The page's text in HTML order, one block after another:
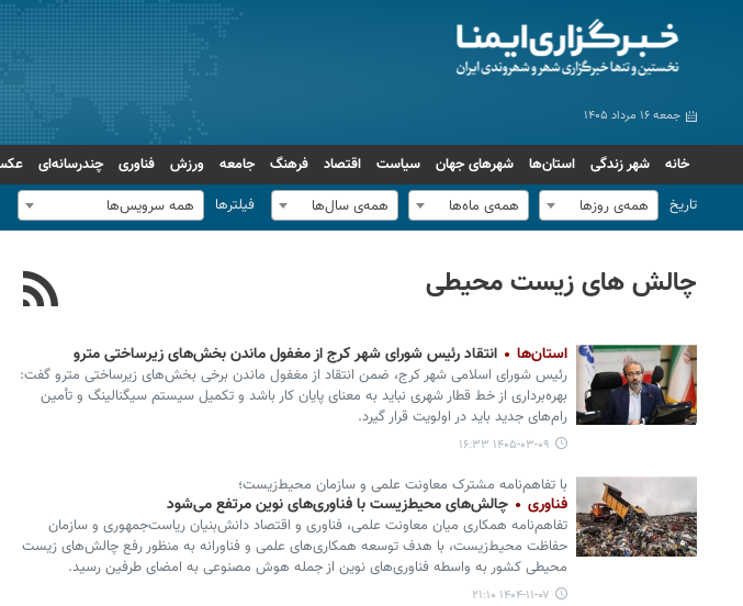
جمعه ۱۶ مرداد ۱۴۰۵
خانه شهر زندگی استان‌ها شهرهای جهان سیاست اقتصاد فرهنگ جامعه ورزش فناوری چندرسانه‌ای
تاریخ
همه‌ی روزها همه‌ی ماه‌ها همه‌ی سال‌ها فیلترها همه سرویس‌ها
چالش های زیست محیطی
استان‌ها انتقاد رئیس شورای شهر کرج از مغفول ماندن بخش‌های زیرساختی مترو
رئیس شورای اسلامی شهر کرج، ضمن انتقاد از مغفول ماندن برخی بخش‌های زیرساختی مترو گفت:
بهره‌برداری از خط قطار شهری نباید به معنای پایان کار باشد و تکمیل سیستم سیگنالینگ و تأمین
رام‌های جدید باید در اولویت قرار گیرد.
۱۴۰۵-۰۳-۰۹ ۱۶:۳۳
با تفاهم‌نامه مشترک معاونت علمی و سازمان محیط‌زیست؛
فناوری چالش‌های محیط‌زیست با فناوری‌های نوین مرتفع می‌شود
تفاهم‌نامه همکاری میان معاونت علمی، فناوری و اقتصاد دانش‌بنیان ریاست‌جمهوری و سازمان
حفاظت محیط‌زیست، با هدف توسعه همکاری‌های علمی و فناورانه به منظور رفع چالش‌های زیست
محیطی کشور به واسطه فناوری‌های نوین از جمله هوش مصنوعی به امضای طرفین رسید.
۱۴۰۴-۱۱-۰۷ ۲۱:۱۰